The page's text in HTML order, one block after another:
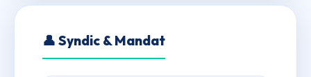
👤 Syndic & Mandat